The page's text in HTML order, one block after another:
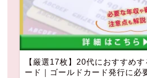
【厳選17枚】20代におすすめ
ード｜ゴールドカード発行に必